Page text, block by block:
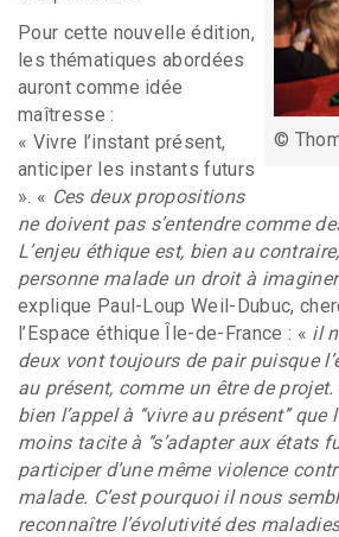
©
Pour cette nouvelle édition,
les thématiques abordées
auront comme idée
maîtresse :
« Vivre l’instant présent,
anticiper les instants futurs
». « Ces deux propositions
ne doivent pas s’entendre comme
L’enjeu éthique est, bien au
personne malade un droit à
explique Paul-Loup Weil-Dubuc,
l’Espace éthique Île-de-France : « il
deux vont toujours de pair puisque
au présent, comme un être de
bien l’appel à ‘‘vivre au présent’’
moins tacite à ‘‘s’adapter aux états
participer d’une même violence
malade. C’est pourquoi il nous
reconnaître l’évolutivité des